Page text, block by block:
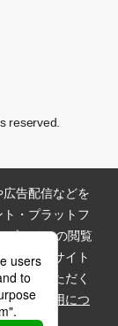
告配信などを
・プラットフ
ブサイトの閲覧
ウェブサイト
していただく
ータ利用につ
reserved.